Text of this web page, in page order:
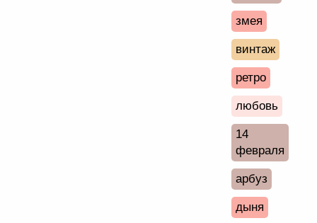
змея
винтаж
ретро
любовь
14
февраля
арбуз
дыня